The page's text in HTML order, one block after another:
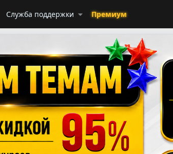
Служба поддержки Премиум